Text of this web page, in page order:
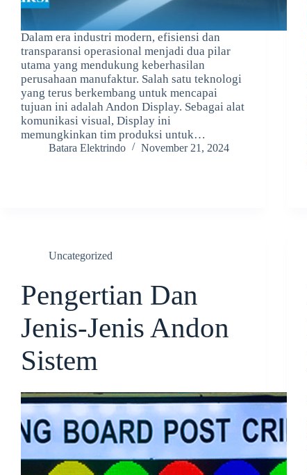
Dalam era industri modern, efisiensi dan
transparansi operasional menjadi dua pilar
utama yang mendukung keberhasilan
perusahaan manufaktur. Salah satu teknologi
yang terus berkembang untuk mencapai
tujuan ini adalah Andon Display. Sebagai alat
komunikasi visual, Display ini
memungkinkan tim produksi untuk…
Batara Elektrindo November 21, 2024
Uncategorized
Pengertian Dan
Jenis-Jenis Andon
Sistem